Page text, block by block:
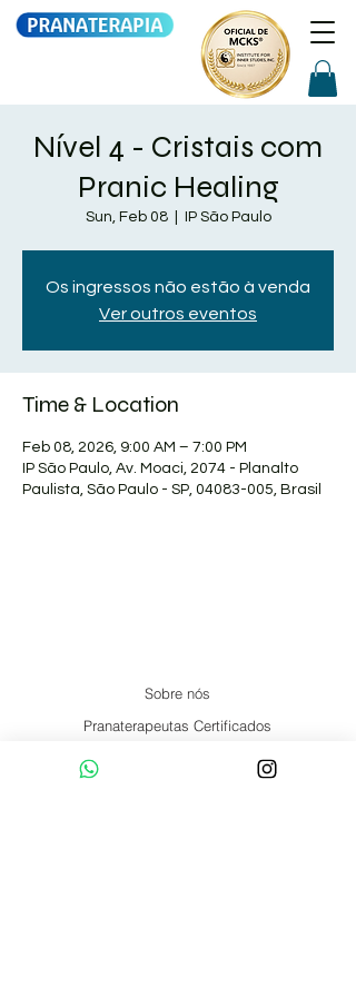
Nível 4 - Cristais com
Pranic Healing
Sun, Feb 08
  |
IP São Paulo
Os ingressos não estão à venda
Ver outros eventos
Time & Location
Feb 08, 2026, 9:00 AM – 7:00 PM
IP São Paulo, Av. Moaci, 2074 - Planalto
Paulista, São Paulo - SP, 04083-005, Brasil
Sobre nós
Pranaterapeutas Certificados